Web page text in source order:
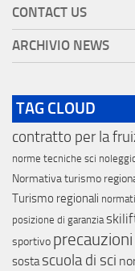
CONTACT US
ARCHIVIO NEWS
TAG CLOUD
contratto per la
norme tecniche sci
Normativa turismo
Turismo regionali
posizione di garanzia
sportivo
sosta scuola di sci